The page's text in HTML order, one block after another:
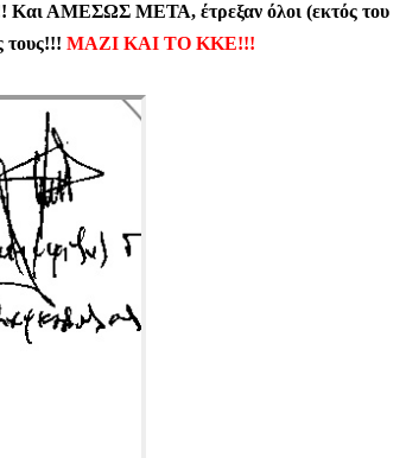
ΑΜΕΣΩΣ ΜΕΤΑ, έτρεξαν όλοι (εκτός του
τους!!! ΜΑΖΙ ΚΑΙ ΤΟ ΚΚΕ!!!